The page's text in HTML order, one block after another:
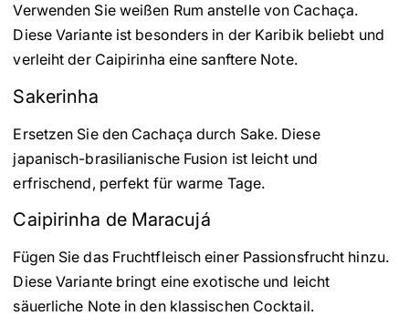
Verwenden Sie weißen Rum anstelle von Cachaça.
Diese Variante ist besonders in der Karibik beliebt und
verleiht der Caipirinha eine sanftere Note.
Sakerinha
Ersetzen Sie den Cachaça durch Sake. Diese
japanisch-brasilianische Fusion ist leicht und
erfrischend, perfekt für warme Tage.
Caipirinha de Maracujá
Fügen Sie das Fruchtfleisch einer Passionsfrucht hinzu.
Diese Variante bringt eine exotische und leicht
säuerliche Note in den klassischen Cocktail.